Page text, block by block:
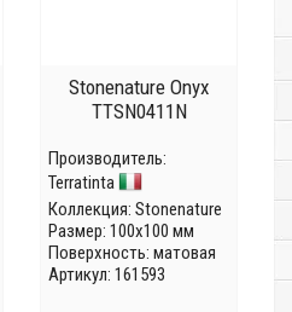
Stonenature Onyx
TTSN0411N
Производитель:
Terratinta
Коллекция: Stonenature
Размер: 100x100 мм
Поверхность: матовая
Артикул: 161593